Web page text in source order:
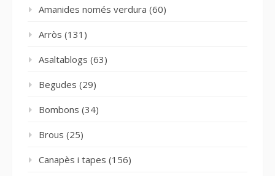
Amanides només verdura (60)
Arròs (131)
Asaltablogs (63)
Begudes (29)
Bombons (34)
Brous (25)
Canapès i tapes (156)